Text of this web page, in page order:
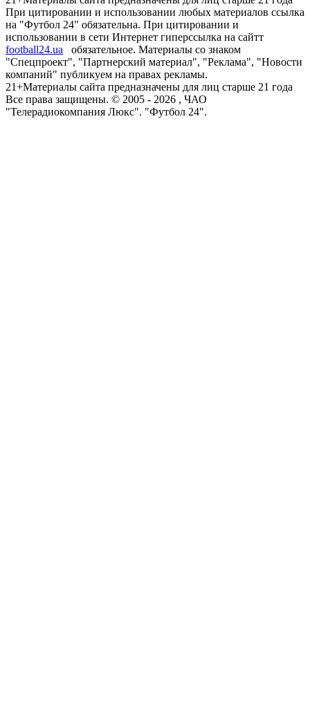
При цитировании и использовании любых материалов ссылка
на "Футбол 24" обязательна. При цитировании и
использовании в сети Интернет гиперссылка на сайтт
football24.ua
обязательное. Материалы со знаком
"Спецпроект", "Партнерский материал", "Реклама", "Новости
компаний" публикуем на правах рекламы.
21+Материалы сайта предназначены для лиц старше 21 года
Все права защищены. © 2005 - 2026 , ЧАО
"Телерадиокомпания Люкс". "Футбол 24".